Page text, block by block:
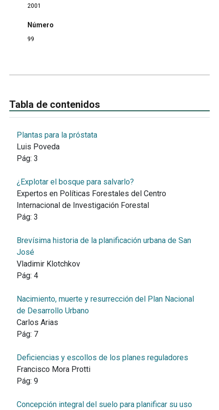
2001
Número
99
Tabla de contenidos
Plantas para la próstata
Luis Poveda
Pág: 3
¿Explotar el bosque para salvarlo?
Expertos en Políticas Forestales del Centro
Internacional de Investigación Forestal
Pág: 3
Brevísima historia de la planificación urbana de San
José
Vladimir Klotchkov
Pág: 4
Nacimiento, muerte y resurrección del Plan Nacional
de Desarrollo Urbano
Carlos Arias
Pág: 7
Deficiencias y escollos de los planes reguladores
Francisco Mora Protti
Pág: 9
Concepción integral del suelo para planificar su uso